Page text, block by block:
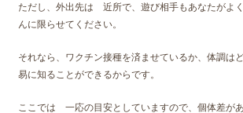
ただし、外出先は 近所で、遊び相手もあなたがよ
んに限らせてください。
それなら、ワクチン接種を済ませているか、体調は
易に知ることができるからです。
ここでは 一応の目安としていますので、個体差が